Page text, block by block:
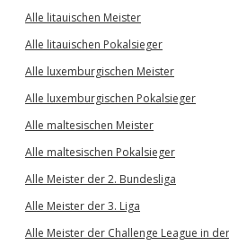
Alle litauischen Meister
Alle litauischen Pokalsieger
Alle luxemburgischen Meister
Alle luxemburgischen Pokalsieger
Alle maltesischen Meister
Alle maltesischen Pokalsieger
Alle Meister der 2. Bundesliga
Alle Meister der 3. Liga
Alle Meister der Challenge League in